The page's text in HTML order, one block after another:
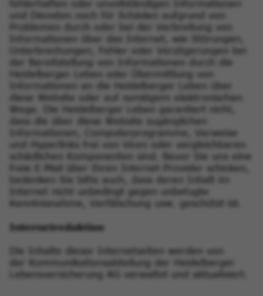
fehlerhaften oder unvollständigen Informationen
und Diensten noch für Schäden aufgrund von
Problemen durch oder bei der Verbreitung von
Informationen über das Internet, wie Störungen,
Unterbrechungen, Fehler oder Verzögerungen bei
der Bereitstellung von Informationen durch die
Heidelberger Leben oder Übermittlung von
Informationen an die Heidelberger Leben über
diese Website oder auf sonstigem elektronischen
Wege. Die Heidelberger Leben garantiert nicht,
dass die über diese Website zugänglichen
Informationen, Computerprogramme, Verweise
und Hyperlinks frei von Viren oder vergleichbaren
schädlichen Komponenten sind. Bevor Sie uns eine
freie E-Mail über Ihren Internet-Provider schicken,
bedenken Sie bitte auch, dass deren Inhalt im
Internet nicht unbedingt gegen unbefugte
Kenntnisnahme, Verfälschung usw. geschützt ist.
Internetredaktion
Die Inhalte dieser Internetseiten werden von
der Kommunikationsabteilung der Heidelberger
Lebensversicherung AG verwaltet und aktualisiert.